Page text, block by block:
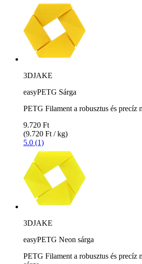
3DJAKE
easyPETG Sárga
PETG Filament a robusztus és precíz
9.720 Ft
(9.720 Ft / kg)
5.0 (1)
3DJAKE
easyPETG Neon sárga
PETG Filament a robusztus és precíz